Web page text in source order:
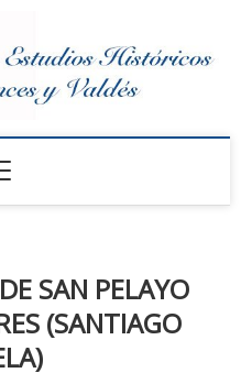
Estudios
y
SAN PELAYO
(SANTIAGO